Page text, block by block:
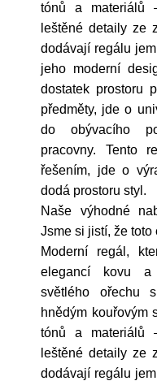
tónů a materiálů
leštěné detaily ze
dodávají regálu
jeho moderní
dostatek prostoru
předměty, jde o
do obývacího
pracovny. Tento
řešením, jde o
dodá prostoru styl.
Naše výhodné
Jsme si jistí, že
Moderní regál,
elegancí kovu a
světlého ořechu
hnědým kouřovým
tónů a materiálů
leštěné detaily ze
dodávají regálu